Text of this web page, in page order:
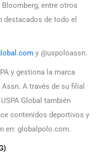
Bloomberg, entre otros
de todo el
y @uspoloassn.
y gestiona la marca
A través de su filial
Global también
contenidos deportivos y
en: globalpolo.com.